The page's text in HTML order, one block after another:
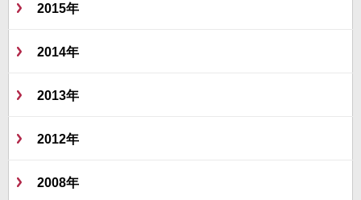
2015年
2014年
2013年
2012年
2008年